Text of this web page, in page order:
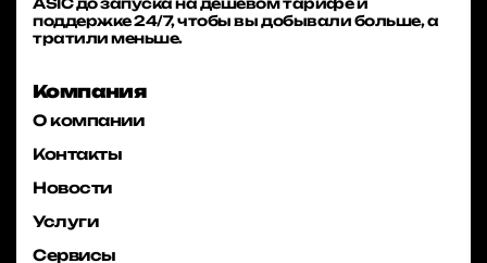
поддержке 24/7, чтобы вы добывали больше, а
тратили меньше.
Компания
О компании
Контакты
Новости
Услуги
Сервисы